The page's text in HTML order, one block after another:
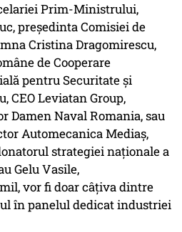
Prim-Ministrului,
președinta Comisiei de
Cristina Dragomirescu,
de Cooperare
pentru Securitate şi
CEO Leviatan Group,
Damen Naval Romania, sau
Automecanica Mediaș,
strategiei naționale a
Gelu Vasile,
vor fi doar câțiva dintre
în panelul dedicat industriei